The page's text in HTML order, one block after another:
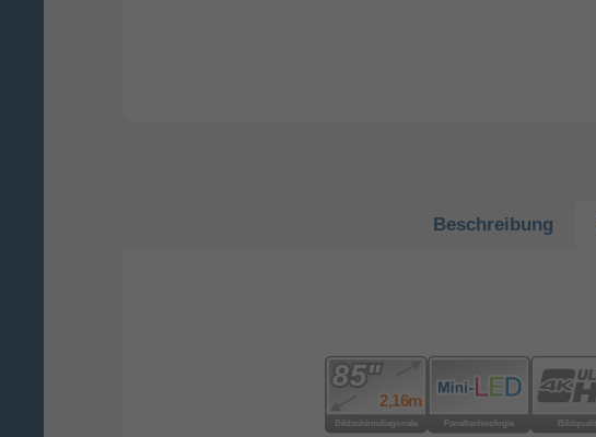
Beschreibung